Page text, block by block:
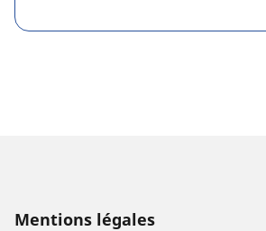
Mentions légales